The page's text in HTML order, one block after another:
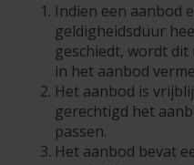
Indien een aanbod
geldigheidsduur
geschiedt, wordt
in het aanbod
Het aanbod is
gerechtigd het
passen.
Het aanbod bevat